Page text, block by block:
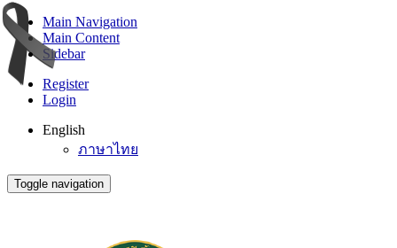
Main Navigation
Main Content
Sidebar
Register
Login
English
ภาษาไทย
Toggle navigation